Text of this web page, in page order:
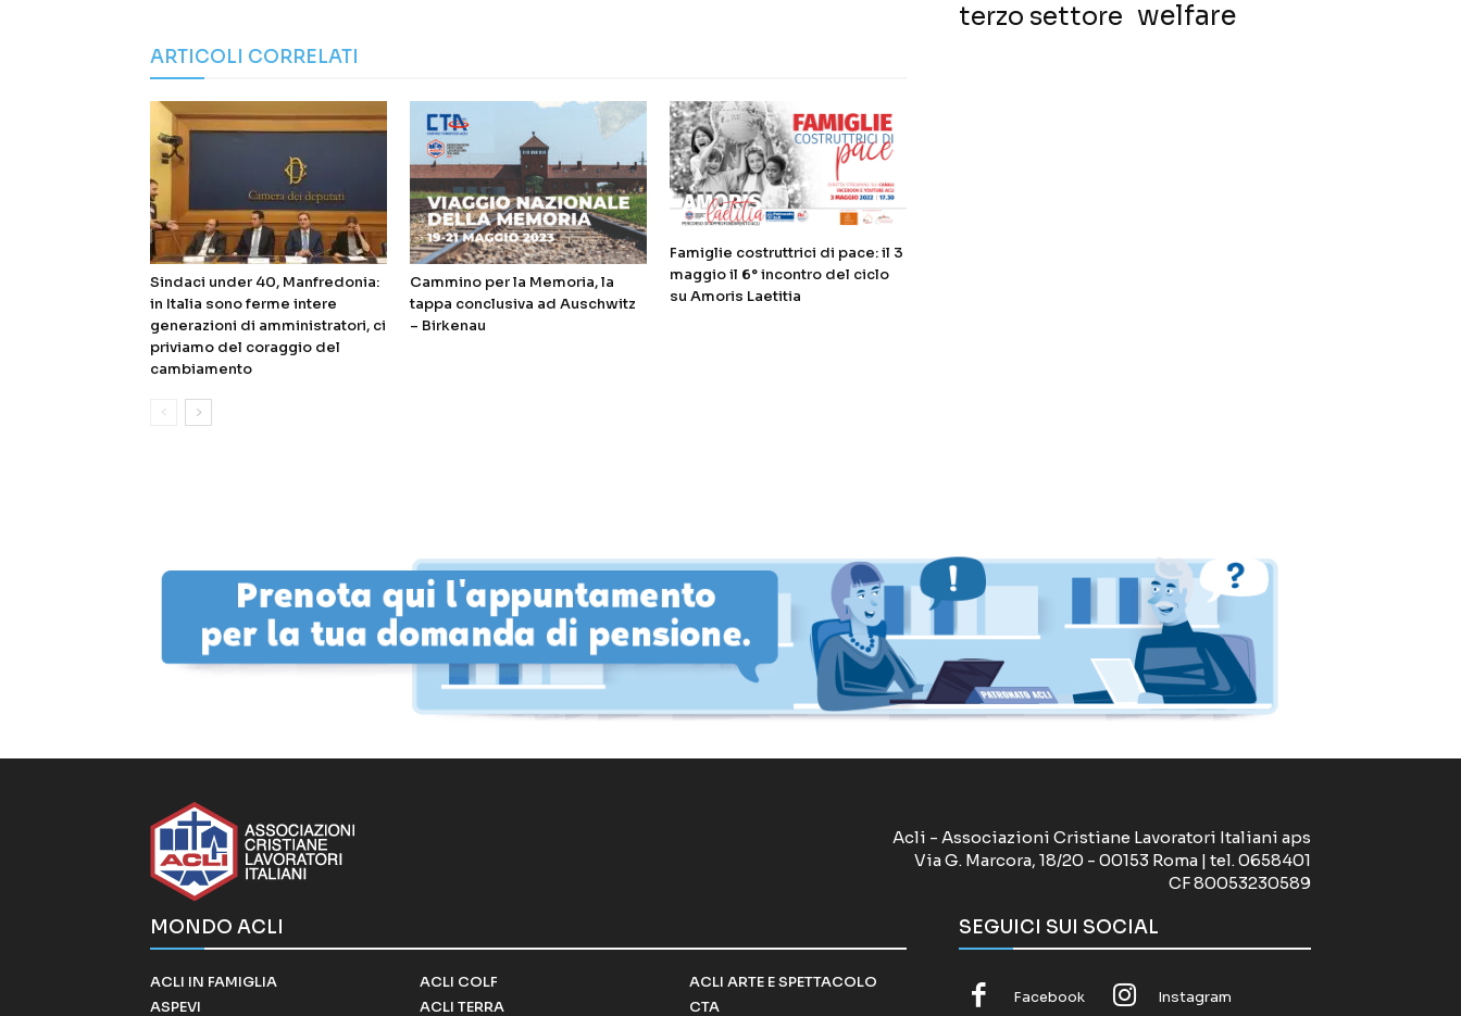
ARTICOLI CORRELATI
Sindaci under 40, Manfredonia:
in Italia sono ferme intere
generazioni di amministratori, ci
priviamo del coraggio del
cambiamento
Cammino per la Memoria, la
tappa conclusiva ad Auschwitz
– Birkenau
Famiglie costruttrici di pace: il 3
maggio il 6° incontro del ciclo
su Amoris Laetitia
terzo settore welfare
Acli - Associazioni Cristiane Lavoratori Italiani aps
Via G. Marcora, 18/20 - 00153 Roma | tel. 0658401
CF 80053230589
MONDO ACLI
ACLI IN FAMIGLIA
ASPEVI
ACLI COLF
ACLI TERRA
ACLI ARTE E SPETTACOLO
CTA
SEGUICI SUI SOCIAL
Facebook Instagram